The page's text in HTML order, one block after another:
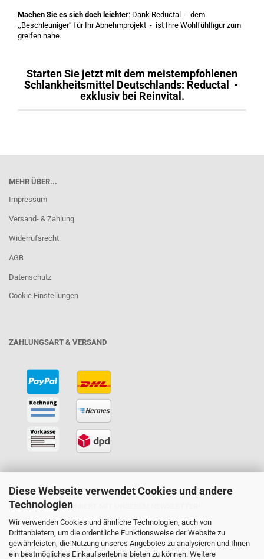
Diese Webseite verwendet Cookies und andere
Technologien
Wir verwenden Cookies und ähnliche Technologien, auch von
Drittanbietern, um die ordentliche Funktionsweise der Website zu
gewährleisten, die Nutzung unseres Angebotes zu analysieren und Ihnen
ein bestmögliches Einkaufserlebnis bieten zu können. Weitere
Machen Sie es sich doch leichter: Dank Reductal - dem
,,Beschleuniger“ für Ihr Abnehmprojekt - ist Ihre Wohlfühlfigur zum
greifen nahe.
Starten Sie jetzt mit dem meistempfohlenen
Schlankheitsmittel Deutschlands: Reductal -
exklusiv bei Reinvital.
MEHR ÜBER...
Impressum
Versand- & Zahlung
Widerrufsrecht
AGB
Datenschutz
Cookie Einstellungen
ZAHLUNGSART & VERSAND
BLEIBEN SIE INFORMIERT MIT UNSEREM NEWSLETTER!